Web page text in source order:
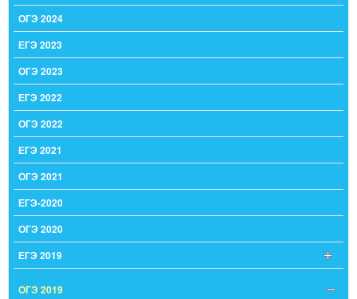
ОГЭ 2024
ЕГЭ 2023
ОГЭ 2023
ЕГЭ 2022
ОГЭ 2022
ЕГЭ 2021
ОГЭ 2021
ЕГЭ-2020
ОГЭ 2020
ЕГЭ 2019
ОГЭ 2019